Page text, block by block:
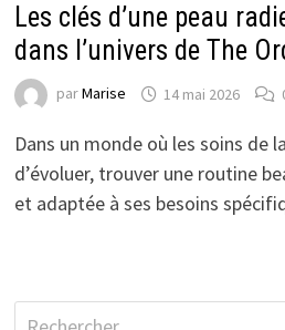
Les clés d’une peau
dans l’univers de The
parMarise 14 mai 2026
Dans un monde où les soins de
d’évoluer, trouver une routine
et adaptée à ses besoins
Rechercher :